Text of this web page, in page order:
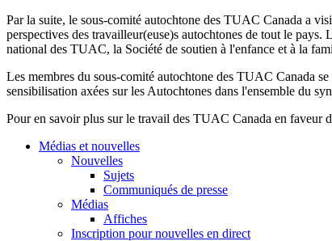
Par la suite, le sous-comité autochtone des TUAC Canada a
perspectives des travailleur(euse)s autochtones de tout le
national des TUAC, la Société de soutien à l'enfance et à la
Les membres du sous-comité autochtone des TUAC Canada
sensibilisation axées sur les Autochtones dans l'ensemble du
Pour en savoir plus sur le travail des TUAC Canada en faveur
Médias et nouvelles
Nouvelles
Sujets
Communiqués de presse
Médias
Affiches
Inscription pour nouvelles en direct